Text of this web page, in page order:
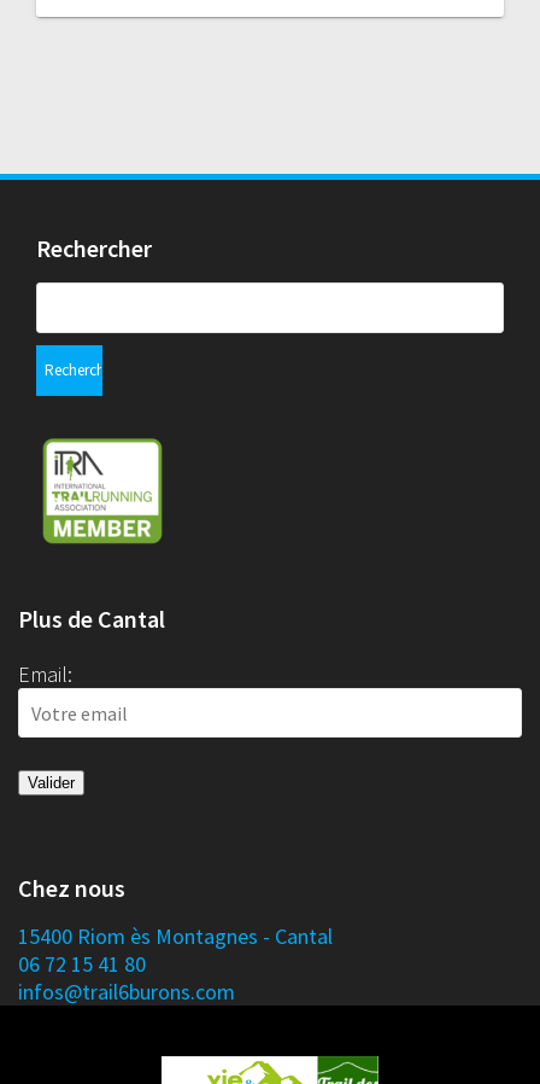
Rechercher
Plus de Cantal
Email:
Chez nous
15400 Riom ès Montagnes - Cantal
06 72 15 41 80
infos@trail6burons.com